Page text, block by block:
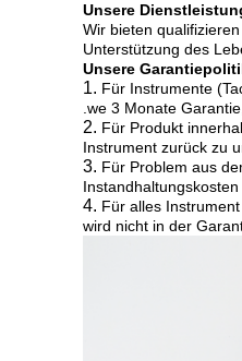
Unsere
Wir bieten
Unterstützung des
Unsere
1. Für Instrumente
.we 3 Monate
2. Für Produkt
Instrument zurück zu
3. Für Problem aus
Instandhaltungskosten
4. Für alles
wird nicht in der